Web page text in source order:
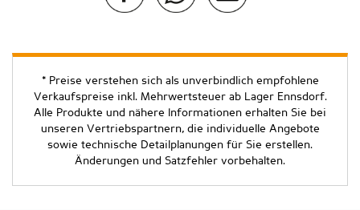
* Preise verstehen sich als unverbindlich empfohlene
Verkaufspreise inkl. Mehrwertsteuer ab Lager Ennsdorf.
Alle Produkte und nähere Informationen erhalten Sie bei
unseren Vertriebspartnern, die individuelle Angebote
sowie technische Detailplanungen für Sie erstellen.
Änderungen und Satzfehler vorbehalten.